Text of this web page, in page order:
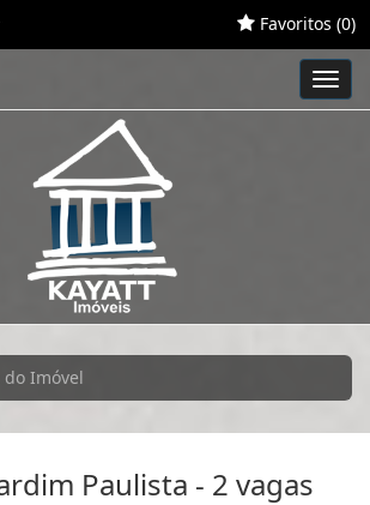
Favoritos (0)
do Imóvel
Paulista - 2 vagas